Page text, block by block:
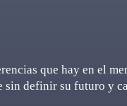
que hay en el
definir su futuro y